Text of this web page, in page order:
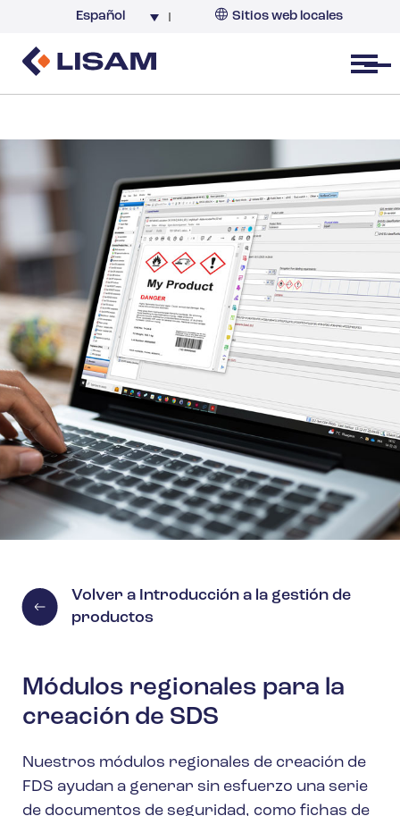
Español Sitios web locales
Open menu
Volver a Introducción a la gestión de
productos
Módulos regionales para la
creación de SDS
Nuestros módulos regionales de creación de
FDS ayudan a generar sin esfuerzo una serie
de documentos de seguridad, como fichas de